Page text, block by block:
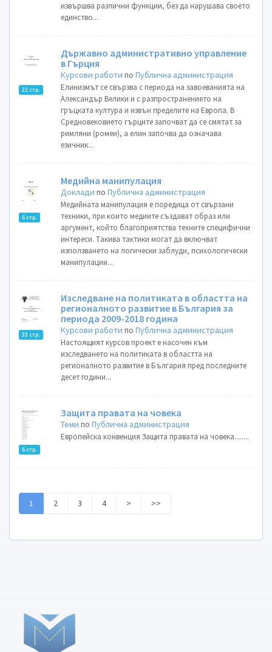
извършва различни функции, без да нарушава своето
единство...
22 стр.
Държавно административно управление
в Гърция
Курсови работи поПублична администрация
Елинизмът се свързва с периода на завоеванията на
Александър Велики и с разпространението на
гръцката култура и извън пределите на Европа. В
Средновековието гърците започват да се смятат за
римляни (ромеи), а елин започва да означава
езичник...
6 стр.
Mедийна манипулация
Доклади поПублична администрация
Mедийната манипулация е поредица от свързани
техники, при които медиите създават образ или
аргумент, който благоприятства техните специфични
интереси. Tакива тактики могат да включват
използването на логически заблуди, психологически
манипулации...
33 стр.
Изследване на политиката в областта на
регионалното развитие в България за
периода 2009-2018 година
Курсови работи поПублична администрация
Настоящият курсов проект е насочен към
изследването на политиката в областта на
регионалното развитие в България пред последните
десет години...
6 стр.
Защита правата на човека
Теми поПублична администрация
Европейска конвенция Защита правата на човека........
1 2 3 4 > >>